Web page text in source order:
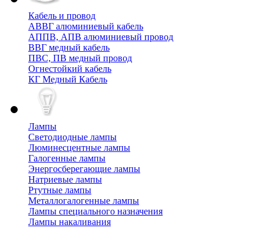
Кабель и провод
АВВГ алюминиевый кабель
АППВ, АПВ алюминиевый провод
ВВГ медный кабель
ПВС, ПВ медный провод
Огнестойкий кабель
КГ Медный Кабель
Лампы
Cветодиодные лампы
Люминесцентные лампы
Галогенные лампы
Энергосберегающие лампы
Натриевые лампы
Ртутные лампы
Металлогалогенные лампы
Лампы специального назначения
Лампы накаливания